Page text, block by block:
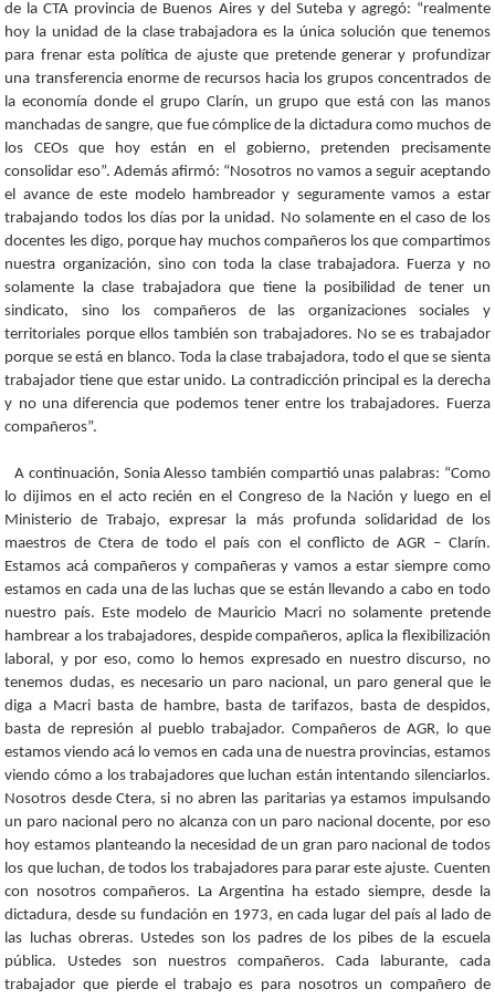
de la CTA provincia de Buenos Aires y del Suteba y agregó: “realmente
hoy la unidad de la clase trabajadora es la única solución que tenemos
para frenar esta política de ajuste que pretende generar y profundizar
una transferencia enorme de recursos hacia los grupos concentrados de
la economía donde el grupo Clarín, un grupo que está con las manos
manchadas de sangre, que fue cómplice de la dictadura como muchos de
los CEOs que hoy están en el gobierno, pretenden precisamente
consolidar eso”. Además afirmó: “Nosotros no vamos a seguir aceptando
el avance de este modelo hambreador y seguramente vamos a estar
trabajando todos los días por la unidad. No solamente en el caso de los
docentes les digo, porque hay muchos compañeros los que compartimos
nuestra organización, sino con toda la clase trabajadora. Fuerza y no
solamente la clase trabajadora que tiene la posibilidad de tener un
sindicato, sino los compañeros de las organizaciones sociales y
territoriales porque ellos también son trabajadores. No se es trabajador
porque se está en blanco. Toda la clase trabajadora, todo el que se sienta
trabajador tiene que estar unido. La contradicción principal es la derecha
y no una diferencia que podemos tener entre los trabajadores. Fuerza
compañeros”.
A continuación, Sonia Alesso también compartió unas palabras: “Como
lo dijimos en el acto recién en el Congreso de la Nación y luego en el
Ministerio de Trabajo, expresar la más profunda solidaridad de los
maestros de Ctera de todo el país con el conflicto de AGR – Clarín.
Estamos acá compañeros y compañeras y vamos a estar siempre como
estamos en cada una de las luchas que se están llevando a cabo en todo
nuestro país. Este modelo de Mauricio Macri no solamente pretende
hambrear a los trabajadores, despide compañeros, aplica la flexibilización
laboral, y por eso, como lo hemos expresado en nuestro discurso, no
tenemos dudas, es necesario un paro nacional, un paro general que le
diga a Macri basta de hambre, basta de tarifazos, basta de despidos,
basta de represión al pueblo trabajador. Compañeros de AGR, lo que
estamos viendo acá lo vemos en cada una de nuestra provincias, estamos
viendo cómo a los trabajadores que luchan están intentando silenciarlos.
Nosotros desde Ctera, si no abren las paritarias ya estamos impulsando
un paro nacional pero no alcanza con un paro nacional docente, por eso
hoy estamos planteando la necesidad de un gran paro nacional de todos
los que luchan, de todos los trabajadores para parar este ajuste. Cuenten
con nosotros compañeros. La Argentina ha estado siempre, desde la
dictadura, desde su fundación en 1973, en cada lugar del país al lado de
las luchas obreras. Ustedes son los padres de los pibes de la escuela
pública. Ustedes son nuestros compañeros. Cada laburante, cada
trabajador que pierde el trabajo es para nosotros un compañero de